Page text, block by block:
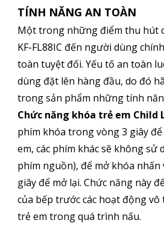
TÍNH NĂNG AN TOÀN
Một trong những điểm thu hút
KF-FL88IC đến người dùng
toàn tuyệt đối. Yếu tố an toàn
dùng đặt lên hàng đầu, do đó
trong sản phẩm những tính
Chức năng khóa trẻ em Child
phím khóa trong vòng 3 giây
em, các phím khác sẽ không sử
phím nguồn), để mở khóa nhấn
giây để mở lại. Chức năng này
của bếp trước các hoạt động vô
trẻ em trong quá trình nấu.